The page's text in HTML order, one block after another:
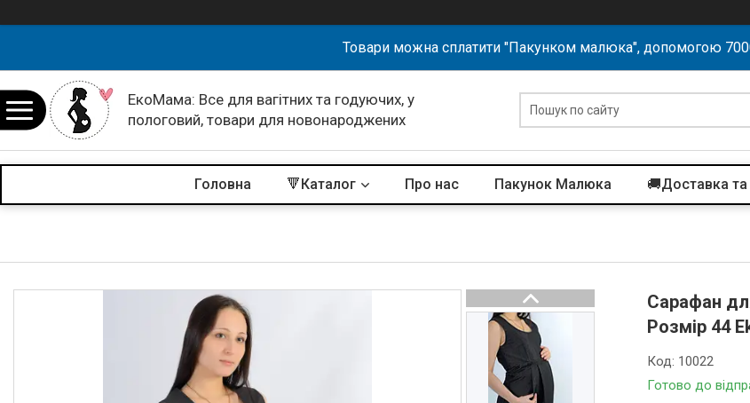
Товари можна сплатити "Пакунком малюка", допомогою
ЕкоМама: Все для вагітних та годуючих, у
пологовий, товари для новонароджених
Головна 🔻Каталог Про нас Пакунок Малюка 🚚Доставка та
Сарафан
Розмір 44
Готово до
Код: 10022